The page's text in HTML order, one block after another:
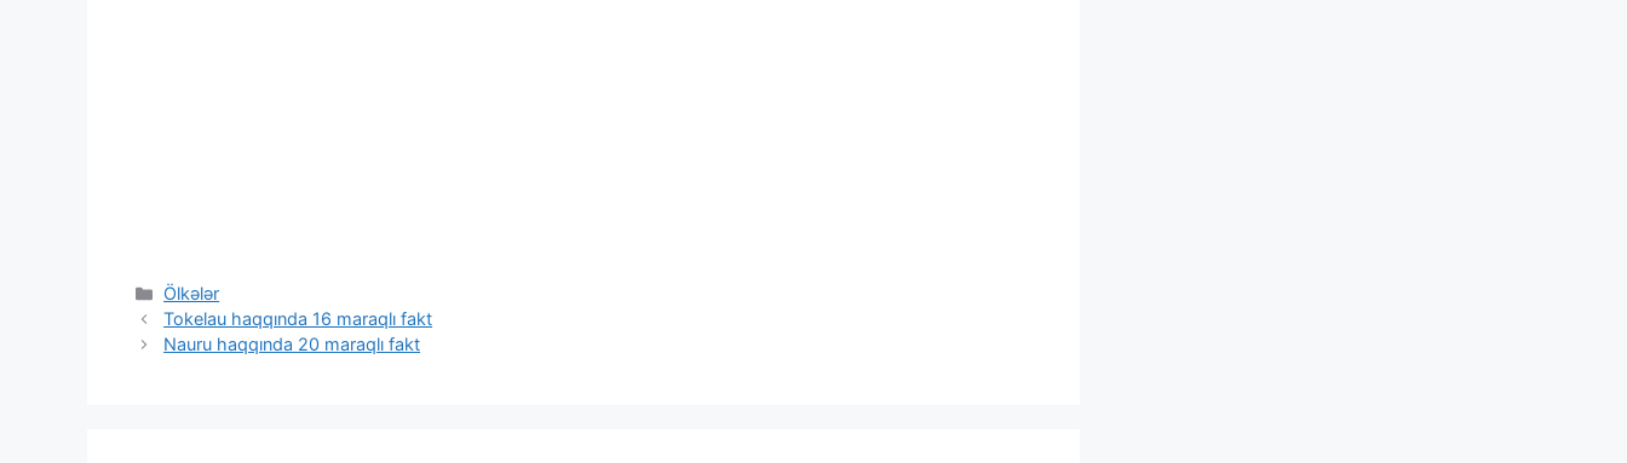
Categories
Ölkələr
Tokelau haqqında 16 maraqlı fakt
Nauru haqqında 20 maraqlı fakt